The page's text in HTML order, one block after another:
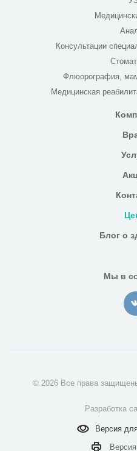
Консультации
Флюорография,
Медицинская
Блог о
Мы в
© 2026 Все права
Разработка
Версия